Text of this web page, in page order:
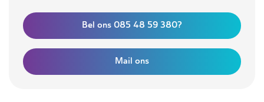
Bel ons 085 48 59 380?
Mail ons